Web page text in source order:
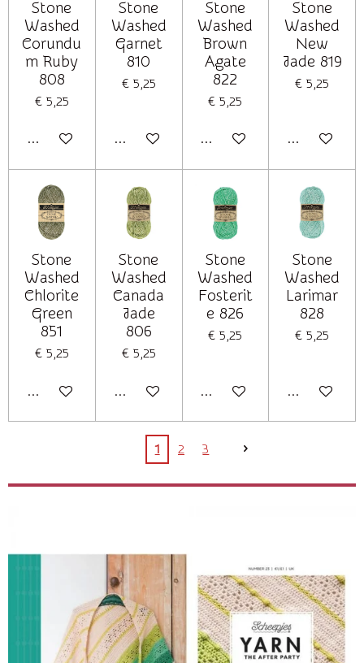
Stone
Washed
Corundu
m Ruby
808
€ 5,25
In winkelwagen
Stone
Washed
Garnet
810
€ 5,25
In winkelwagen
Stone
Washed
Brown
Agate
822
€ 5,25
In winkelwagen
Stone
Washed
New
Jade 819
€ 5,25
In
Stone
Washed
Chlorite
Green
851
€ 5,25
In winkelwagen
Stone
Washed
Canada
Jade
806
€ 5,25
In winkelwagen
Stone
Washed
Fosterit
e 826
€ 5,25
In winkelwagen
Stone
Washed
Larimar
828
€ 5,25
In
1 2 3